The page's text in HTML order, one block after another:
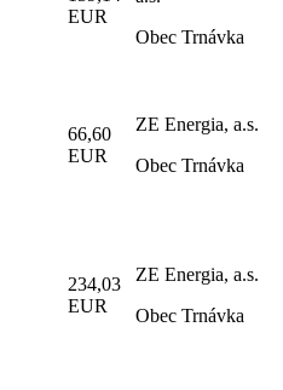
EUR
Obec Trnávka
66,60
EUR
ZE Energia, a.s.
Obec Trnávka
234,03
EUR
ZE Energia, a.s.
Obec Trnávka